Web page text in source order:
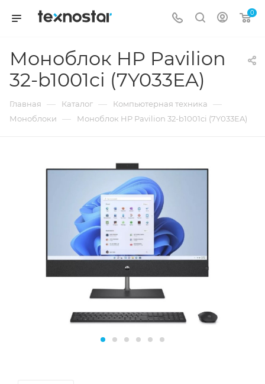
0
Моноблок HP Pavilion
32-b1001ci (7Y033EA)
Главная — Каталог — Компьютерная техника —
Моноблоки — Моноблок HP Pavilion 32-b1001ci (7Y033EA)